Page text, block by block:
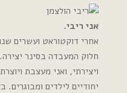
אני ריבי.
אחרי דוקטוראט ועשרים
חלוק המעבדה בסינר
ויצירתי, ואני מעצבת
יחודיים לילדים ומבוגרים.